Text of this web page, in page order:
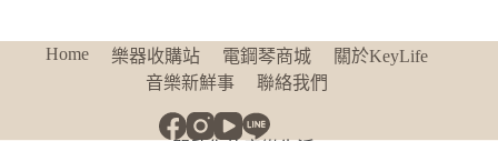
Home 樂器收購站 電鋼琴商城
關於KeyLife
音樂新鮮事
聯絡我們